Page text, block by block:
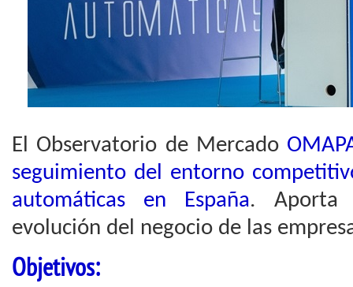
El Observatorio de Mercado
seguimiento del entorno
automáticas en España. Aporta
evolución del negocio de las
Objetivos: